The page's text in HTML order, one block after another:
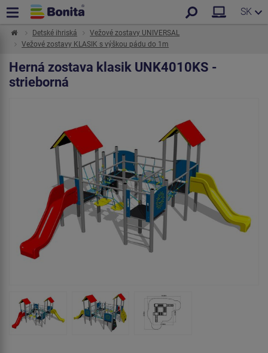
SK
Detské ihriská
Vežové zostavy UNIVERSAL
Vežové zostavy KLASIK s výškou pádu do 1m
Herná zostava klasik UNK4010KS -
strieborná